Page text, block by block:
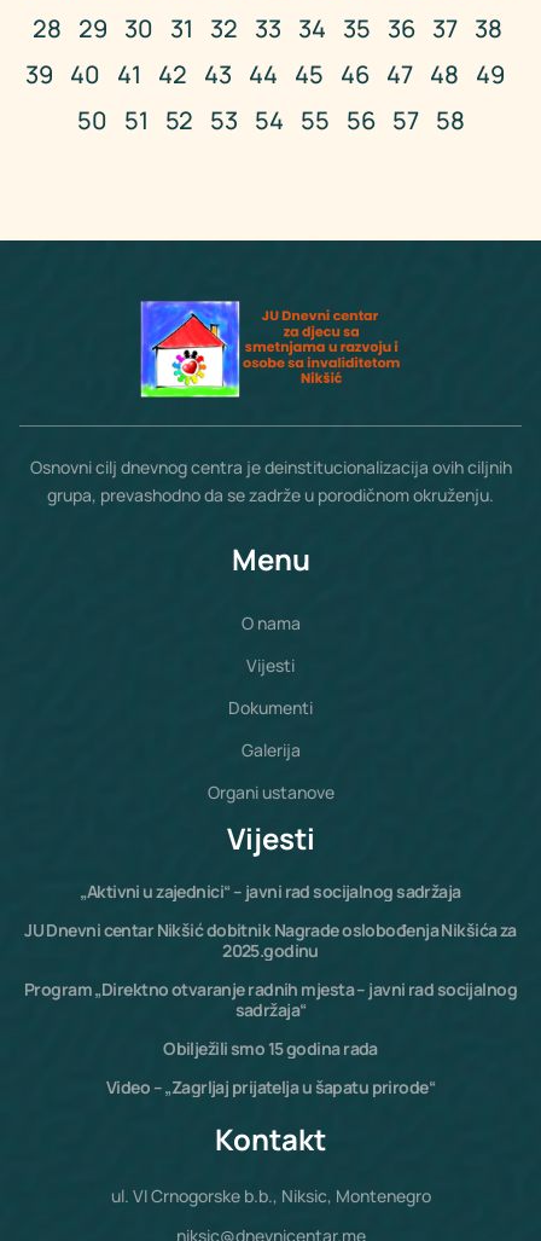
28 29 30 31 32 33 34 35 36 37 38
39 40 41 42 43 44 45 46 47 48 49
50 51 52 53 54 55 56 57 58
Osnovni cilj dnevnog centra je deinstitucionalizacija ovih ciljnih
grupa, prevashodno da se zadrže u porodičnom okruženju.
Menu
O nama
Vijesti
Dokumenti
Galerija
Organi ustanove
Vijesti
„Aktivni u zajednici“ – javni rad socijalnog sadržaja
JU Dnevni centar Nikšić dobitnik Nagrade oslobođenja Nikšića za
2025.godinu
Program „Direktno otvaranje radnih mjesta – javni rad socijalnog
sadržaja“
Obilježili smo 15 godina rada
Video – „Zagrljaj prijatelja u šapatu prirode“
Kontakt
ul. VI Crnogorske b.b., Niksic, Montenegro
niksic@dnevnicentar.me